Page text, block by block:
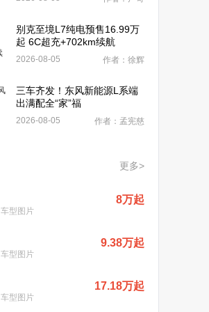
别克至境L7纯电预售16.99万
起 6C超充+702km续航
2026-08-05 作者：徐辉
三车齐发！东风新能源L系端
出满配全“家”福
2026-08-05 作者：孟宪慈
更多>
车型图片
8万起
车型图片
9.38万起
车型图片
17.18万起